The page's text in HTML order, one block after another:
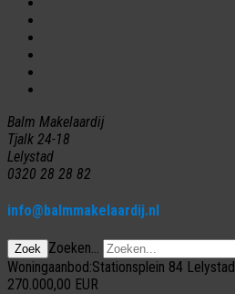
Balm Makelaardij
Tjalk 24-18
Lelystad
0320 28 28 82
info@balmmakelaardij.nl
Zoek
Zoeken...
Woningaanbod:Stationsplein 84 Lelystad
270.000,00 EUR